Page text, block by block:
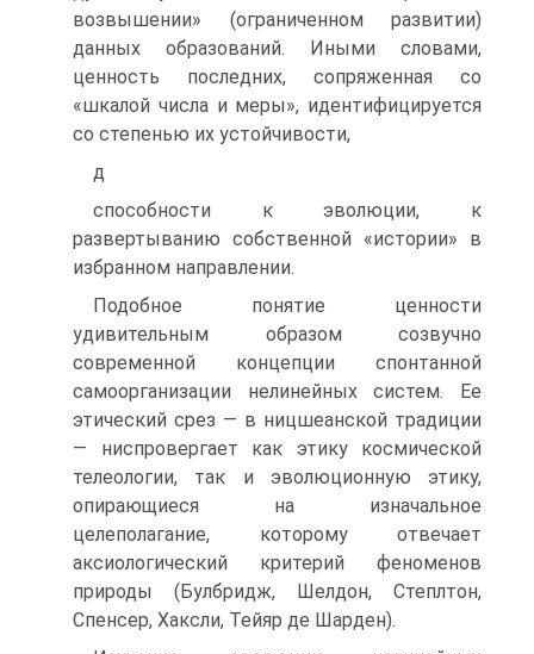
возвышении» (ограниченном развитии)
данных образований. Иными словами,
ценность последних, сопряженная со
«шкалой числа и меры», идентифицируется
со степенью их устойчивости,
д
способности к эволюции, к
развертыванию собственной «истории» в
избранном направлении.
Подобное понятие ценности
удивительным образом созвучно
современной концепции спонтанной
самоорганизации нелинейных систем. Ее
этический срез — в ницшеанской традиции
— ниспровергает как этику космической
телеологии, так и эволюционную этику,
опирающиеся на изначальное
целеполагание, которому отвечает
аксиологический критерий феноменов
природы (Булбридж, Шелдон, Степлтон,
Спенсер, Хаксли, Тейяр де Шарден).